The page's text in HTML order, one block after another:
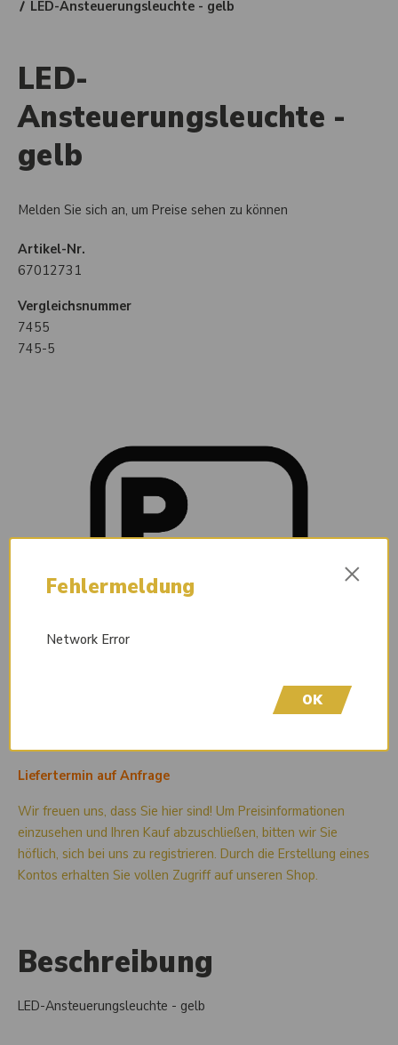
LED-Ansteuerungsleuchte - gelb
LED-
Ansteuerungsleuchte -
gelb
Melden Sie sich an, um Preise sehen zu können
Artikel-Nr.
67012731
Vergleichsnummer
7455
745-5
Liefertermin auf Anfrage
Wir freuen uns, dass Sie hier sind! Um Preisinformationen
einzusehen und Ihren Kauf abzuschließen, bitten wir Sie
höflich, sich bei uns zu registrieren. Durch die Erstellung eines
Kontos erhalten Sie vollen Zugriff auf unseren Shop.
Beschreibung
LED-Ansteuerungsleuchte - gelb
Fehlermeldung ×
Network Error
OK